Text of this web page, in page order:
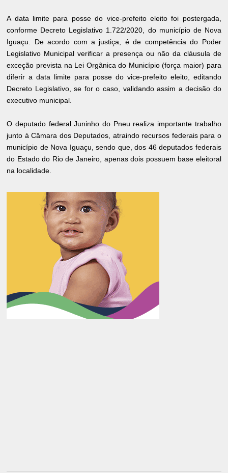
A data limite para posse do vice-prefeito eleito foi postergada,
conforme Decreto Legislativo 1.722/2020, do município de Nova
Iguaçu. De acordo com a justiça, é de competência do Poder
Legislativo Municipal verificar a presença ou não da cláusula de
exceção prevista na Lei Orgânica do Município (força maior) para
diferir a data limite para posse do vice-prefeito eleito, editando
Decreto Legislativo, se for o caso, validando assim a decisão do
executivo municipal.
O deputado federal Juninho do Pneu realiza importante trabalho
junto à Câmara dos Deputados, atraindo recursos federais para o
município de Nova Iguaçu, sendo que, dos 46 deputados federais
do Estado do Rio de Janeiro, apenas dois possuem base eleitoral
na localidade.